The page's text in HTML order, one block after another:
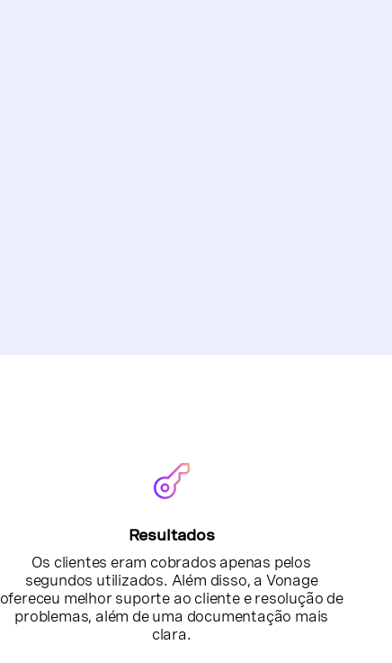
Resultados
Os clientes eram cobrados apenas pelos
segundos utilizados. Além disso, a Vonage
ofereceu melhor suporte ao cliente e resolução de
problemas, além de uma documentação mais
clara.